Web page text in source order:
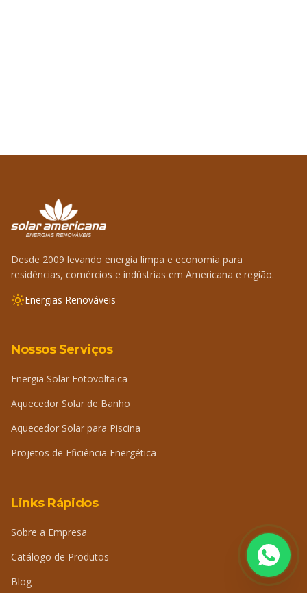
Desde 2009 levando energia limpa e economia para
residências, comércios e indústrias em Americana e região.
Energias Renováveis
Nossos Serviços
Energia Solar Fotovoltaica
Aquecedor Solar de Banho
Aquecedor Solar para Piscina
Projetos de Eficiência Energética
Links Rápidos
Sobre a Empresa
Catálogo de Produtos
Blog